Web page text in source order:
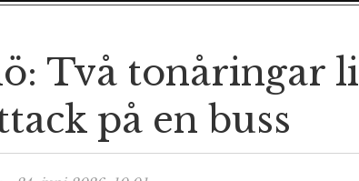
Två tonåringar
på en buss